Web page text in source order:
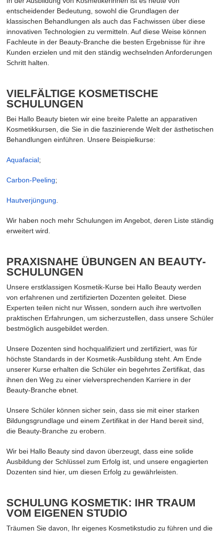
entscheidender Bedeutung, sowohl die Grundlagen der
klassischen Behandlungen als auch das Fachwissen über diese
innovativen Technologien zu vermitteln. Auf diese Weise können
Fachleute in der Beauty-Branche die besten Ergebnisse für ihre
Kunden erzielen und mit den ständig wechselnden Anforderungen
Schritt halten.
VIELFÄLTIGE KOSMETISCHE
SCHULUNGEN
Bei Hallo Beauty bieten wir eine breite Palette an apparativen
Kosmetikkursen, die Sie in die faszinierende Welt der ästhetischen
Behandlungen einführen. Unsere Beispielkurse:
Aquafacial;
Carbon-Peeling;
Hautverjüngung
Wir haben noch mehr Schulungen im Angebot, deren Liste ständig
erweitert wird.
PRAXISNAHE ÜBUNGEN AN BEAUTY-
SCHULUNGEN
Unsere erstklassigen Kosmetik-Kurse bei Hallo Beauty werden
von erfahrenen und zertifizierten Dozenten geleitet. Diese
Experten teilen nicht nur Wissen, sondern auch ihre wertvollen
praktischen Erfahrungen, um sicherzustellen, dass unsere Schüler
bestmöglich ausgebildet werden.
Unsere Dozenten sind hochqualifiziert und zertifiziert, was für
höchste Standards in der Kosmetik-Ausbildung steht. Am Ende
unserer Kurse erhalten die Schüler ein begehrtes Zertifikat, das
ihnen den Weg zu einer vielversprechenden Karriere in der
Beauty-Branche ebnet.
Unsere Schüler können sicher sein, dass sie mit einer starken
Bildungsgrundlage und einem Zertifikat in der Hand bereit sind,
die Beauty-Branche zu erobern.
Wir bei Hallo Beauty sind davon überzeugt, dass eine solide
Ausbildung der Schlüssel zum Erfolg ist, und unsere engagierten
Dozenten sind hier, um diesen Erfolg zu gewährleisten.
SCHULUNG KOSMETIK: IHR TRAUM
VOM EIGENEN STUDIO
Träumen Sie davon, Ihr eigenes Kosmetikstudio zu führen und die